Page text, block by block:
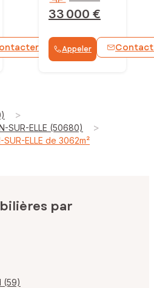
WhatsApp
33 000 €
Appeler
>
SUR-ELLE (50680) >
ELLE de 3062m²
par
(59)